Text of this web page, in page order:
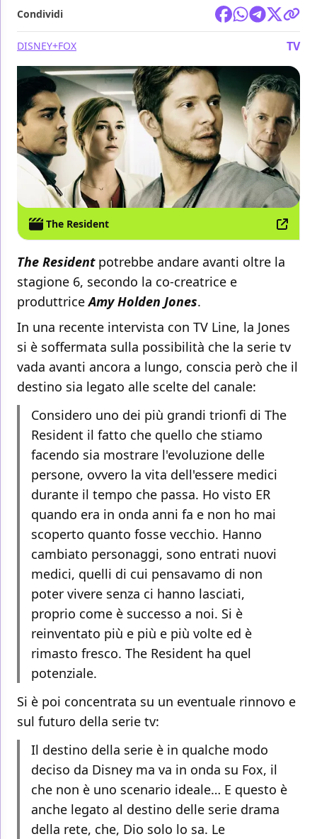
Condividi
DISNEY+FOX TV
The Resident
The Residentpotrebbe andare avanti oltre la
stagione 6, secondo la co-creatrice e
produttriceAmy Holden Jones.
In una recente intervista con TV Line, la Jones
si è soffermata sulla possibilità che la serie tv
vada avanti ancora a lungo, conscia però che il
destino sia legato alle scelte del canale:
Considero uno dei più grandi trionfi di The
Resident il fatto che quello che stiamo
facendo sia mostrare l'evoluzione delle
persone, ovvero la vita dell'essere medici
durante il tempo che passa. Ho visto ER
quando era in onda anni fa e non ho mai
scoperto quanto fosse vecchio. Hanno
cambiato personaggi, sono entrati nuovi
medici, quelli di cui pensavamo di non
poter vivere senza ci hanno lasciati,
proprio come è successo a noi. Si è
reinventato più e più e più volte ed è
rimasto fresco. The Resident ha quel
potenziale.
Si è poi concentrata su un eventuale rinnovo e
sul futuro della serie tv:
Il destino della serie è in qualche modo
deciso da Disney ma va in onda su Fox, il
che non è uno scenario ideale… E questo è
anche legato al destino delle serie drama
della rete, che, Dio solo lo sa. Le